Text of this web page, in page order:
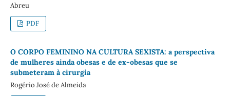
Abreu
PDF
O CORPO FEMININO NA CULTURA SEXISTA: a perspectiva
de mulheres ainda obesas e de ex-obesas que se
submeteram à cirurgia
Rogério José de Almeida